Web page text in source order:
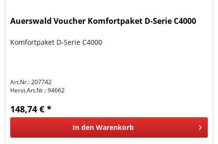
Auerswald Voucher Komfortpaket D-Serie C4000
Komfortpaket D-Serie C4000
Art.Nr.: 207742
Herst.Art.Nr.:94662
148,74 € *
In den Warenkorb